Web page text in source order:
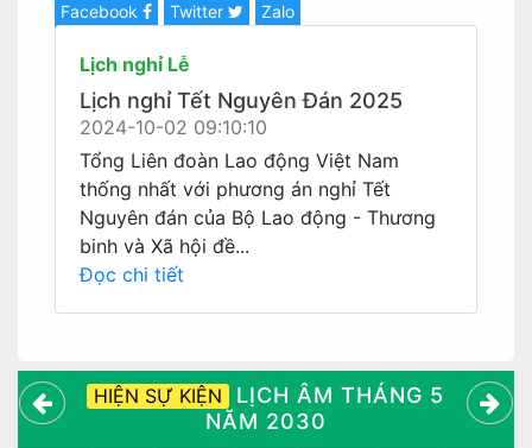
Facebook Twitter Zalo
Lịch nghỉ Lễ
Lịch nghỉ Tết Nguyên Đán 2025
2024-10-02 09:10:10
Tổng Liên đoàn Lao động Việt Nam
thống nhất với phương án nghỉ Tết
Nguyên đán của Bộ Lao động - Thương
binh và Xã hội đề...
Đọc chi tiết
HIỆN SỰ KIỆN
LỊCH ÂM THÁNG 5
NĂM 2030